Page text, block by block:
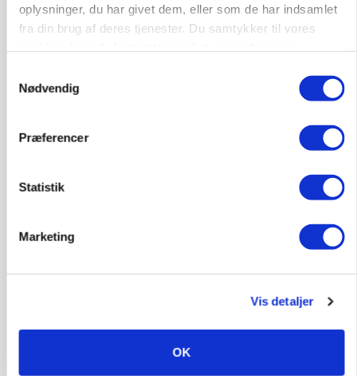
oplysninger, du har givet dem, eller som de har indsamlet
fra din brug af deres tjenester. Du samtykker til vores
Nødvendig
Præferencer
Statistik
Marketing
Vis detaljer
OK
PLANTER
Før såmaskinen kører: Her er efterårets største